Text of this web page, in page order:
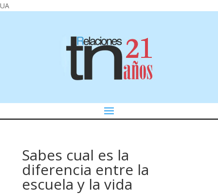
UA
Sabes cual es la
diferencia entre la
escuela y la vida